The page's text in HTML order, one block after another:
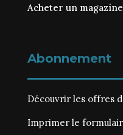
Acheter un
Abonnement
Découvrir les offres
Imprimer le